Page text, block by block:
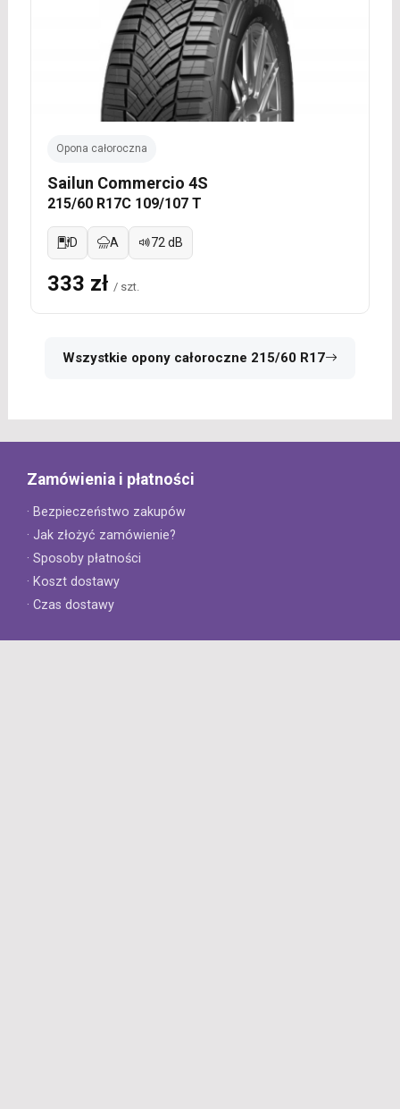
Opona całoroczna
Sailun Commercio 4S
215/60 R17C 109/107 T
D A 72 dB
333 zł / szt.
Wszystkie opony całoroczne 215/60 R17
Zamówienia i płatności
· Bezpieczeństwo zakupów
· Jak złożyć zamówienie?
· Sposoby płatności
· Koszt dostawy
· Czas dostawy